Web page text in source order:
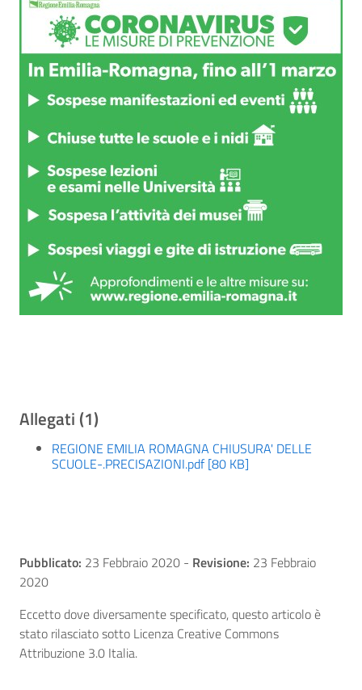
Allegati (1)
REGIONE EMILIA ROMAGNA CHIUSURA' DELLE
SCUOLE-.PRECISAZIONI.pdf [80 KB]
Pubblicato: 23 Febbraio 2020 - Revisione: 23 Febbraio
2020
Eccetto dove diversamente specificato, questo articolo è
stato rilasciato sotto Licenza Creative Commons
Attribuzione 3.0 Italia.